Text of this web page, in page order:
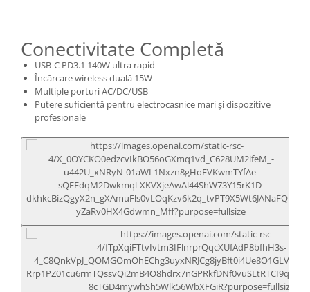
Conectivitate Completă
USB-C PD3.1 140W ultra rapid
Încărcare wireless duală 15W
Multiple porturi AC/DC/USB
Putere suficientă pentru electrocasnice mari și dispozitive
profesionale